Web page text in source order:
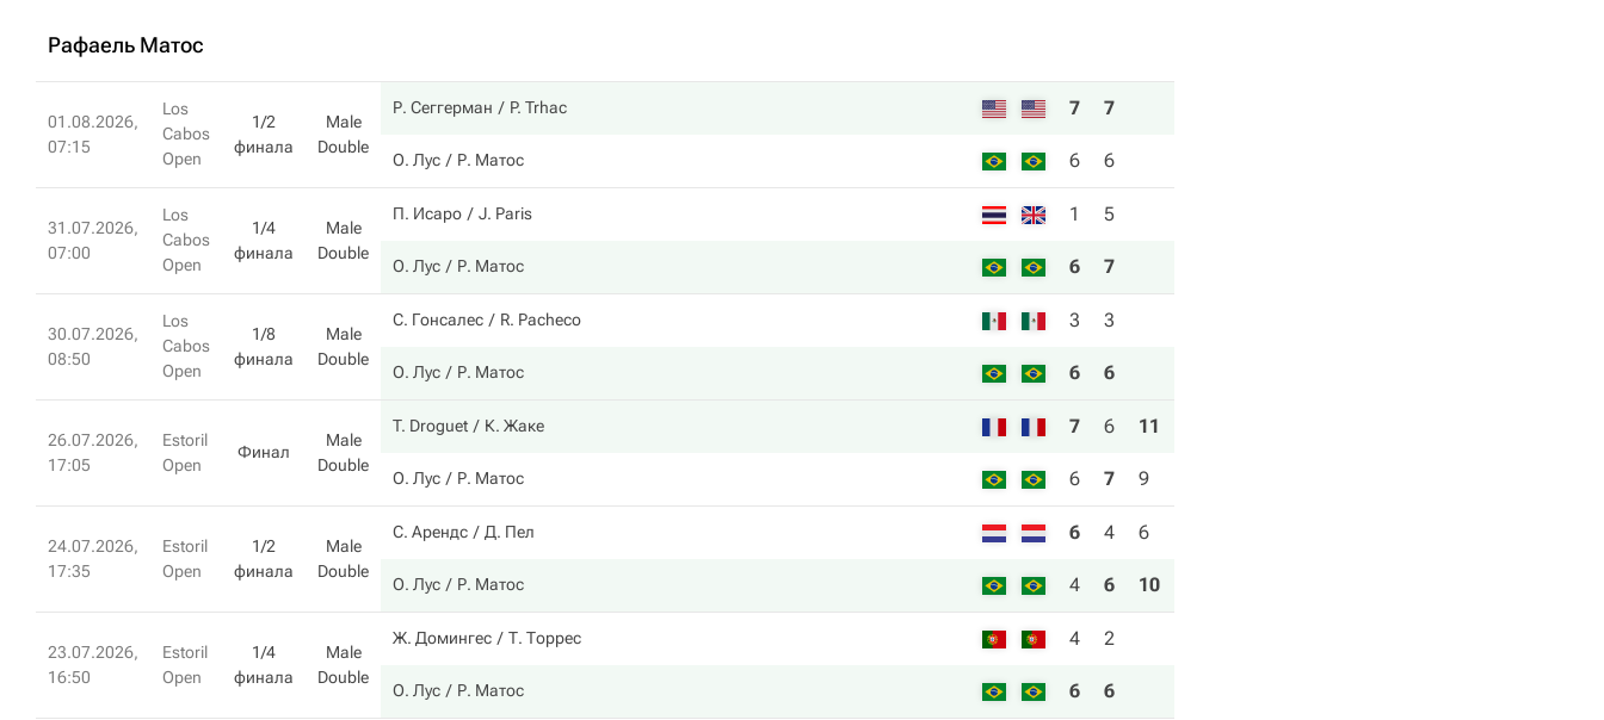
Рафаель Матос
01.08.2026,
07:15
Los
Cabos
Open
1/2
финала
Male
Double
Р. Сеггерман P. Trhac 7 7
О. Лус Р. Матос 6 6
31.07.2026,
07:00
Los
Cabos
Open
1/4
финала
Male
Double
П. Исаро J. Paris 1 5
О. Лус Р. Матос 6 7
30.07.2026,
08:50
Los
Cabos
Open
1/8
финала
Male
Double
С. Гонсалес R. Pacheco 3 3
О. Лус Р. Матос 6 6
26.07.2026,
17:05
Estoril
Open
Финал
Male
Double
T. Droguet К. Жаке 7 6 11
О. Лус Р. Матос 6 7 9
24.07.2026,
17:35
Estoril
Open
1/2
финала
Male
Double
С. Арендс Д. Пел 6 4 6
О. Лус Р. Матос 4 6 10
23.07.2026,
16:50
Estoril
Open
1/4
финала
Male
Double
Ж. Домингес Т. Торрес 4 2
О. Лус Р. Матос 6 6